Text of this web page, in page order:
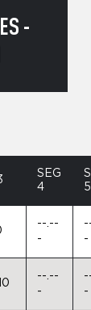
-
SEG
4
5
--.--
-
-
--.--
-
-